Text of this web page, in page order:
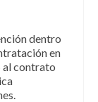
dentro
en
al contrato